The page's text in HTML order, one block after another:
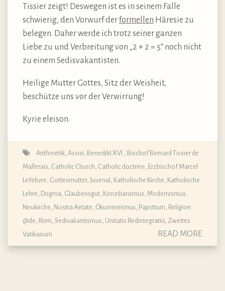
Tissier zeigt! Deswegen ist es in seinem Falle
schwierig, den Vorwurf derformellen Häresie zu
belegen. Daher werde ich trotz seiner ganzen
Liebe zu und Verbreitung von „2 + 2 = 5“ noch nicht
zu einem Sedisvakantisten.
Heilige Mutter Gottes, Sitz der Weisheit,
beschütze uns vor der Verwirrung!
Kyrie eleison.
Arithmetik Assisi Benedikt XVI.
Bischof Bernard Tissier de
Mallerais Catholic Church Catholic doctrine Erzbischof Marcel
Lefebvre Gottesmutter, Juvenal Katholische Kirche Katholische
Lehre, Dogma, Glaubensgut Konziliarismus Modernismus
Neukirche Nostra Aetate Ökumenismus Papsttum Religion
@de Rom Sedivakantismus Unitatis Redintegratio Zweites
Vatikanum
READ MORE